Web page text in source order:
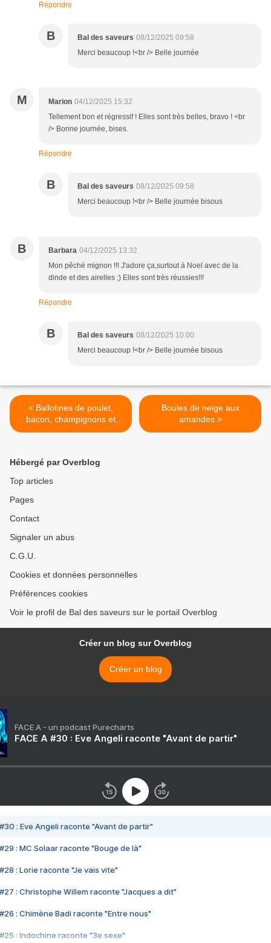
Répondre
B Bal des saveurs 08/12/2025 09:58
Merci beaucoup !<br /> Belle journée
M Marion 04/12/2025 15:32
Tellement bon et régressif ! Elles sont très belles, bravo ! <br
/> Bonne journée, bises.
Répondre
B Bal des saveurs 08/12/2025 09:58
Merci beaucoup !<br /> Belle journée bisous
B Barbara 04/12/2025 13:32
Mon pêché mignon !!! J'adore ça,surtout à Noel avec de la
dinde et des airelles ;) Elles sont très réussies!!!
Répondre
B Bal des saveurs 08/12/2025 10:00
Merci beaucoup !<br /> Belle journée bisous
< Ballotines de poulet,
bacon, champignons et
Millefeuille de pommes de
Boules de neige aux
amandes >
Hébergé par Overblog
Top articles
Pages
Contact
Signaler un abus
C.G.U.
Cookies et données personnelles
Préférences cookies
Voir le profil de Bal des saveurs sur le portail Overblog
Créer un blog sur Overblog
Créer un blog
FACE A - un podcast Purecharts
FACE A #30 : Eve Angeli raconte "Avant de partir"
#30 : Eve Angeli raconte "Avant de partir"
#29 : MC Solaar raconte "Bouge de là"
#28 : Lorie raconte "Je vais vite"
#27 : Christophe Willem raconte "Jacques a dit"
#26 : Chimène Badi raconte "Entre nous"
#25 : Indochine raconte "3e sexe"